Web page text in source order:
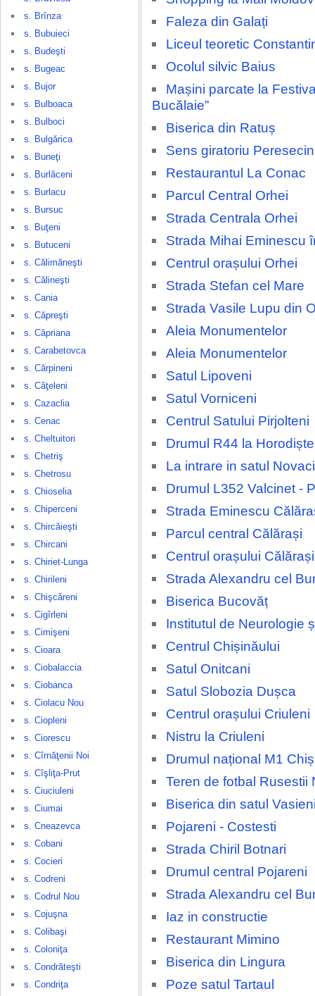
s. Brînza
s. Bubuieci
s. Budeşti
s. Bugeac
s. Bujor
s. Bulboaca
s. Bulboci
s. Bulgărica
s. Buneţi
s. Burlăceni
s. Burlacu
s. Bursuc
s. Buţeni
s. Butuceni
s. Călimăneşti
s. Călineşti
s. Cania
s. Căpreşti
s. Căpriana
s. Carabetovca
s. Cărpineni
s. Căţeleni
s. Cazaclia
s. Cenac
s. Cheltuitori
s. Chetriş
s. Chetrosu
s. Chioselia
s. Chiperceni
s. Chircăieşti
s. Chircani
s. Chiriet-Lunga
s. Chirileni
s. Chişcăreni
s. Cigîrleni
s. Cimişeni
s. Cioara
s. Ciobalaccia
s. Ciobanca
s. Ciolacu Nou
s. Ciopleni
s. Ciorescu
s. Cîrnăţenii Noi
s. Cîşliţa-Prut
s. Ciuciuleni
s. Ciumai
s. Cneazevca
s. Cobani
s. Cocieri
s. Codreni
s. Codrul Nou
s. Cojuşna
s. Colibaşi
s. Coloniţa
s. Condrăteşti
s. Condriţa
Faleza din Galați
Liceul teoretic
Ocolul silvic Baius
Mașini parcate la
Bucălaie”
Biserica din Ratuș
Sens giratoriu
Restaurantul La Conac
Parcul Central Orhei
Strada Centrala Orhei
Strada Mihai Eminescu
Centrul orașului Orhei
Strada Stefan cel Mare
Strada Vasile Lupu din
Aleia Monumentelor
Aleia Monumentelor
Satul Lipoveni
Satul Vorniceni
Centrul Satului Pirjolteni
Drumul R44 la Horodiște
La intrare in satul Novaci
Drumul L352 Valcinet -
Strada Eminescu
Parcul central Călărași
Centrul orașului Călărași
Strada Alexandru cel
Biserica Bucovăț
Institutul de Neurologie
Centrul Chișinăului
Satul Onitcani
Satul Slobozia Dușca
Centrul orașului Criuleni
Nistru la Criuleni
Drumul național M1
Teren de fotbal Rusestii
Biserica din satul
Pojareni - Costesti
Strada Chiril Botnari
Drumul central Pojareni
Strada Alexandru cel
Iaz in constructie
Restaurant Mimino
Biserica din Lingura
Poze satul Tartaul